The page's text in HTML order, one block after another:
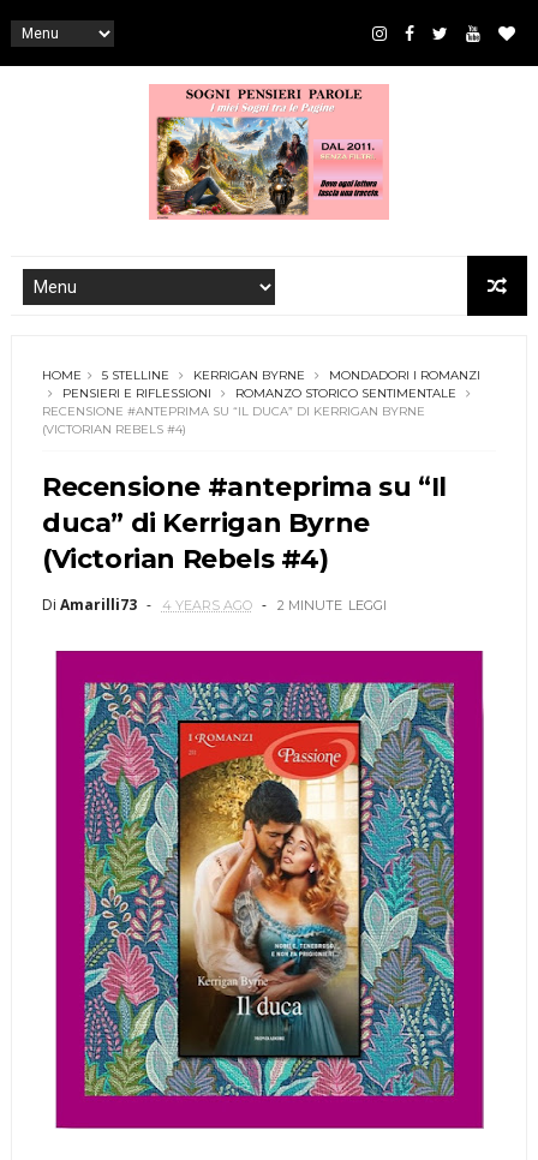
HOME 5 STELLINE KERRIGAN BYRNE
MONDADORI I ROMANZI
PENSIERI E RIFLESSIONI
ROMANZO STORICO SENTIMENTALE
RECENSIONE #ANTEPRIMA SU “IL DUCA” DI KERRIGAN BYRNE
(VICTORIAN REBELS #4)
Recensione #anteprima su “Il
duca” di Kerrigan Byrne
(Victorian Rebels #4)
Di Amarilli73 4 YEARS AGO 2 MINUTE LEGGI